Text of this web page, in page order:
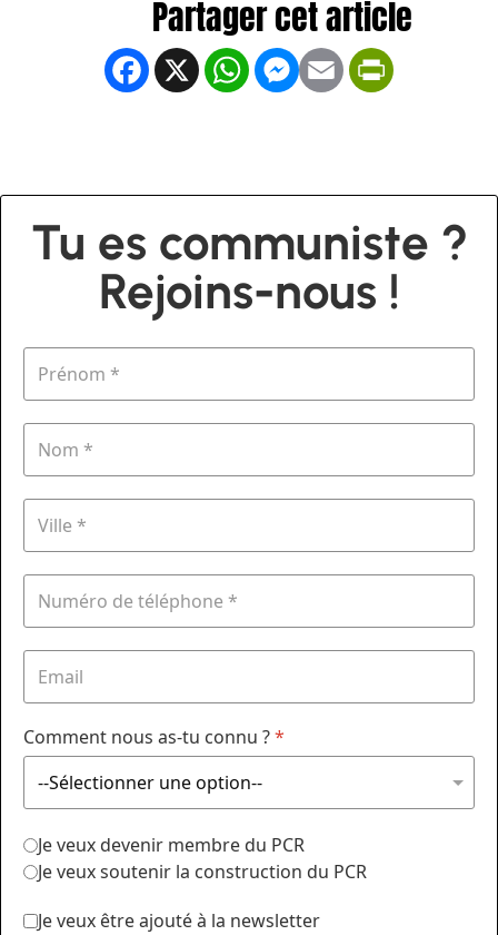
Facebook
X WhatsApp
Messenger
Email
Tu es communiste ?
Rejoins-nous !
Comment nous as-tu connu ?*
Je veux devenir membre du PCR
Je veux soutenir la construction du PCR
Je veux être ajouté à la newsletter